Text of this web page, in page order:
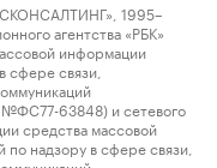
1995–
агентства «РБК»
информации
сфере связи,
63848) и сетевого
средства массовой
надзору в сфере связи,